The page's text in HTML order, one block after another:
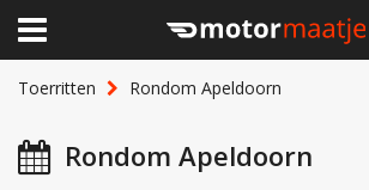
Toerritten Rondom Apeldoorn
Rondom Apeldoorn
×
Home
Clubhuis